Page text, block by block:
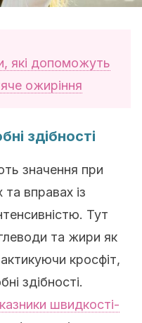
які допоможуть
ожиріння
здібності
значення при
вправах із
Тут
та жири як
кросфіт,
здібності.
швидкості-